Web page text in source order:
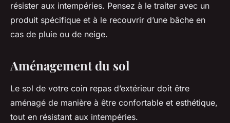
résister aux intempéries. Pensez à le traiter avec un
produit spécifique et à le recouvrir d’une bâche en
cas de pluie ou de neige.
Aménagement du sol
Le sol de votre coin repas d’extérieur doit être
aménagé de manière à être confortable et esthétique,
tout en résistant aux intempéries.